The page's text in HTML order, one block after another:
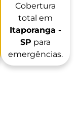
Cobertura
total em
Itaporanga -
SP para
emergências.